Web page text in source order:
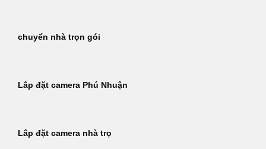
chuyển nhà trọn gói
Lắp đặt camera Phú Nhuận
Lắp đặt camera nhà trọ